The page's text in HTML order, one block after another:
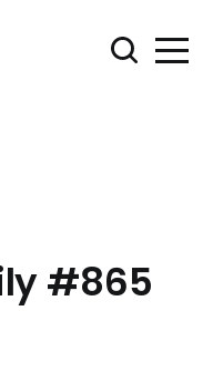
#865